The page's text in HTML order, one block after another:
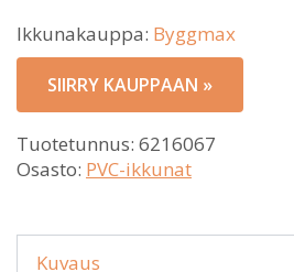
Ikkunakauppa: Byggmax
SIIRRY KAUPPAAN »
Tuotetunnus: 6216067
Osasto: PVC-ikkunat
Kuvaus